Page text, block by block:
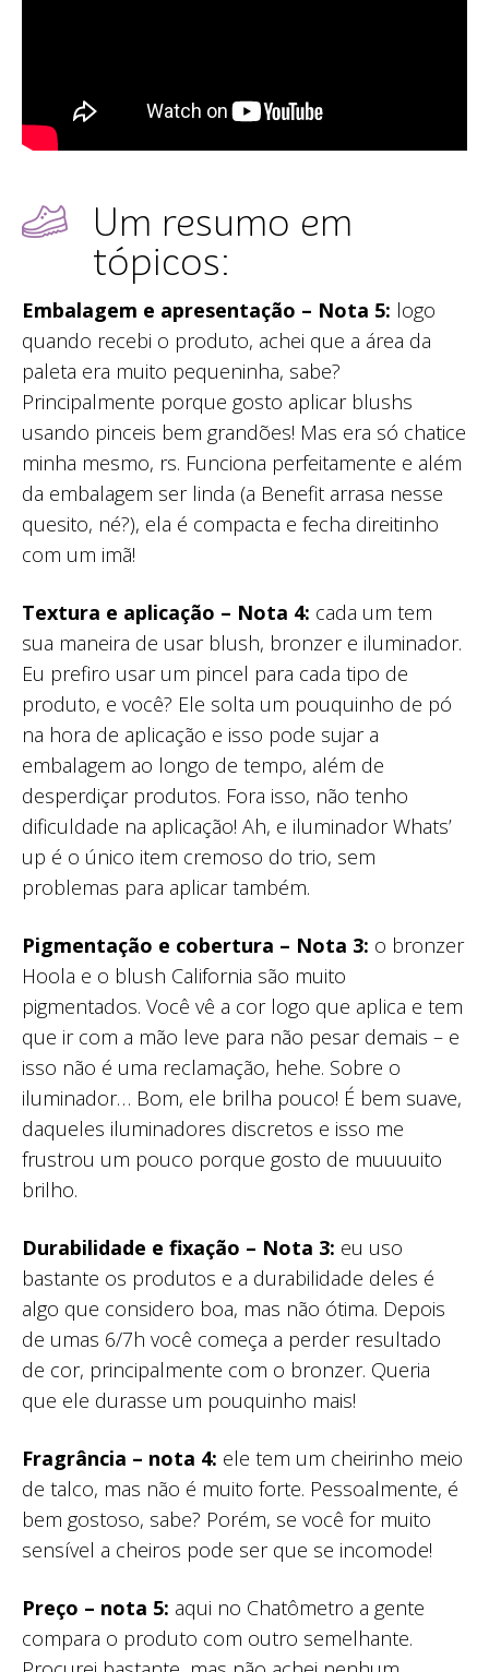
Um resumo em
tópicos:
Embalagem e apresentação – Nota 5: logo
quando recebi o produto, achei que a área da
paleta era muito pequeninha, sabe?
Principalmente porque gosto aplicar blushs
usando pinceis bem grandões! Mas era só chatice
minha mesmo, rs. Funciona perfeitamente e além
da embalagem ser linda (a Benefit arrasa nesse
quesito, né?), ela é compacta e fecha direitinho
com um imã!
Textura e aplicação – Nota 4: cada um tem
sua maneira de usar blush, bronzer e iluminador.
Eu prefiro usar um pincel para cada tipo de
produto, e você? Ele solta um pouquinho de pó
na hora de aplicação e isso pode sujar a
embalagem ao longo de tempo, além de
desperdiçar produtos. Fora isso, não tenho
dificuldade na aplicação! Ah, e iluminador Whats’
up é o único item cremoso do trio, sem
problemas para aplicar também.
Pigmentação e cobertura – Nota 3: o bronzer
Hoola e o blush California são muito
pigmentados. Você vê a cor logo que aplica e tem
que ir com a mão leve para não pesar demais – e
isso não é uma reclamação, hehe. Sobre o
iluminador… Bom, ele brilha pouco! É bem suave,
daqueles iluminadores discretos e isso me
frustrou um pouco porque gosto de muuuuito
brilho.
Durabilidade e fixação – Nota 3: eu uso
bastante os produtos e a durabilidade deles é
algo que considero boa, mas não ótima. Depois
de umas 6/7h você começa a perder resultado
de cor, principalmente com o bronzer. Queria
que ele durasse um pouquinho mais!
Fragrância – nota 4: ele tem um cheirinho meio
de talco, mas não é muito forte. Pessoalmente, é
bem gostoso, sabe? Porém, se você for muito
sensível a cheiros pode ser que se incomode!
Preço – nota 5: aqui no Chatômetro a gente
compara o produto com outro semelhante.